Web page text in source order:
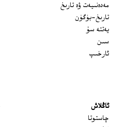
مەدەنىيەت ۋە تارىخ
تارىخ-بۈگۈن
يەتتە سۇ
سىن
ئارخىپ
ئاڭلاش
چاستوتا